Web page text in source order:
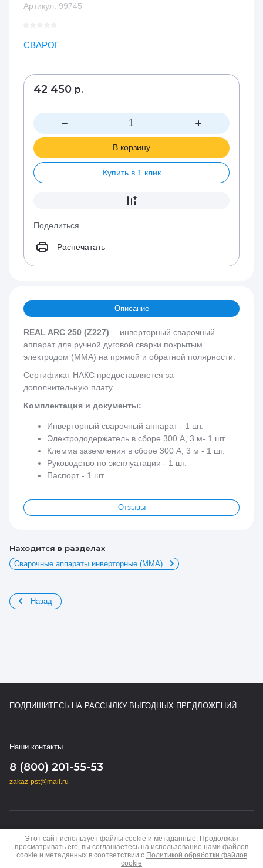
Артикул: 99745
СВАРОГ
42 450 р.
В корзину
Купить в 1 клик
Поделиться
Распечатать
Описание
REAL ARC 250 (Z227)— инверторный сварочный
аппарат для ручной дуговой сварки покрытым
электродом (MMA) на прямой и обратной полярности.
Сертификат НАКС предоставляется за
дополнительную плату.
Комплектация и документы:
Инверторный сварочный аппарат - 1 шт.
Электрододержатель в сборе 300 А, 3 м- 1 шт.
Клемма заземления в сборе 300 А, 3 м - 1 шт.
Руководство по эксплуатации - 1 шт.
Паспорт - 1 шт.
Отзывы
Находится в разделах
Сварочные аппараты инверторные (ММА)
Назад
ПОДПИШИТЕСЬ НА РАССЫЛКУ ВЫГОДНЫХ ПРЕДЛОЖЕНИЙ
Наши контакты
8 (800) 201-55-53
zakaz-pst@mail.ru
Copyright © 2024 - 2026
Политика конфиденциальности
Этот сайт использует файлы cookie и метаданные. Продолжая
просматривать его, вы соглашаетесь на использование нами файлов
cookie и метаданных в соответствии с Политикой обработки файлов
cookie